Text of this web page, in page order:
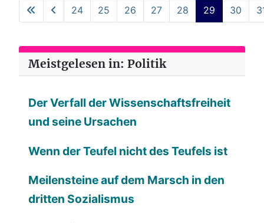
24 25 26 27 28 29 30
Meistgelesen in: Politik
Der Verfall der Wissenschaftsfreiheit
und seine Ursachen
Wenn der Teufel nicht des Teufels ist
Meilensteine auf dem Marsch in den
dritten Sozialismus